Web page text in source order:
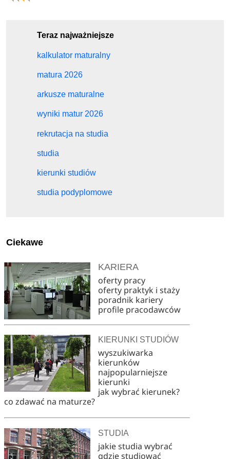
Teraz najważniejsze
kalkulator maturalny
matura 2026
arkusze maturalne
wyniki matur 2026
rekrutacja na studia
studia
kierunki studiów
studia podyplomowe
Ciekawe
KARIERA
oferty pracy
oferty praktyk i staży
poradnik kariery
profile pracodawców
KIERUNKI STUDIÓW
wyszukiwarka
kierunków
najpopularniejsze
kierunki
jak wybrać kierunek?
co zdawać na maturze?
STUDIA
jakie studia wybrać
gdzie studiować